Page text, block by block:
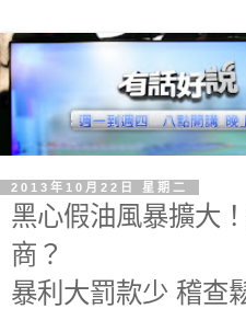
2013年10月22日 星期二
黑心假油風暴擴大
商？
暴利大罰款少 稽查